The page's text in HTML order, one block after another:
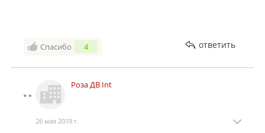
Спасибо 4 ответить
Роза ДВ Int
26 мая 2019 г.